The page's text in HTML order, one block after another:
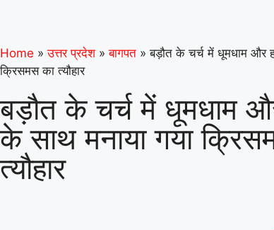
Home » उत्तर प्रदेश » बागपत » बड़ौत के चर्च में धूमधाम और
क्रिसमस का त्यौहार
बड़ौत के चर्च में धूमधाम
के साथ मनाया गया
त्यौहार